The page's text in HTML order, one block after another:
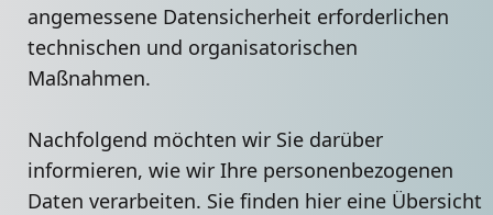
angemessene Datensicherheit erforderlichen
technischen und organisatorischen
Maßnahmen.
Nachfolgend möchten wir Sie darüber
informieren, wie wir Ihre personenbezogenen
Daten verarbeiten. Sie finden hier eine Übersicht